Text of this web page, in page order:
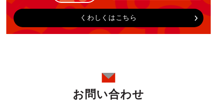
くわしくはこちら
お問い合わせ